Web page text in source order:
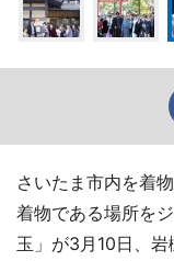
さいたま市内を着
着物である場所を
玉」が3月10日、